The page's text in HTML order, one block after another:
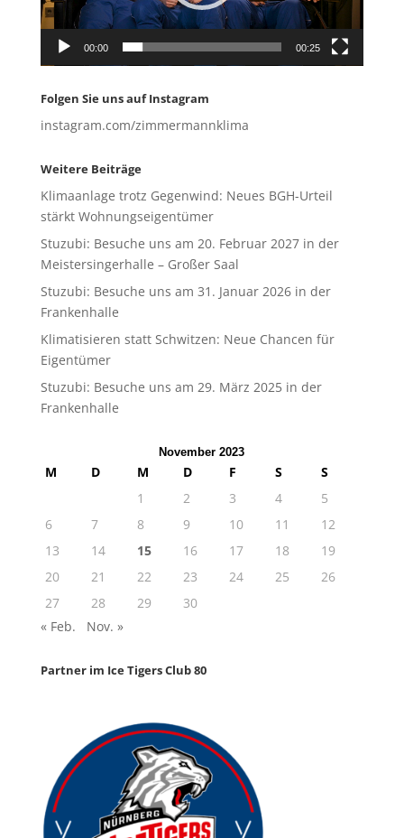
00:00 00:25
Folgen Sie uns auf Instagram
instagram.com/zimmermannklima
Weitere Beiträge
Klimaanlage trotz Gegenwind: Neues BGH-Urteil
stärkt Wohnungseigentümer
Stuzubi: Besuche uns am 20. Februar 2027 in der
Meistersingerhalle – Großer Saal
Stuzubi: Besuche uns am 31. Januar 2026 in der
Frankenhalle
Klimatisieren statt Schwitzen: Neue Chancen für
Eigentümer
Stuzubi: Besuche uns am 29. März 2025 in der
Frankenhalle
November 2023
M D M D F S
S
1
2 3 4
5
6
7 8 9 10 11
12
13
14 15 16 17 18
19
20
21 22 23 24 25
26
27
28 29
30
« Feb.
Nov. »
Partner im Ice Tigers Club 80